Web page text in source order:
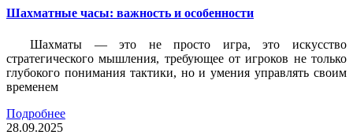
Шахматные часы: важность и особенности
Шахматы — это не просто игра, это искусство
стратегического мышления, требующее от игроков не только
глубокого понимания тактики, но и умения управлять своим
временем
Подробнее
28.09.2025